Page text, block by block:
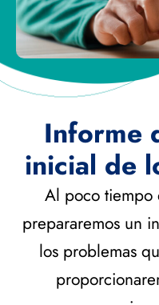
Informe
inicial de
Al poco tiempo
prepararemos un
los problemas